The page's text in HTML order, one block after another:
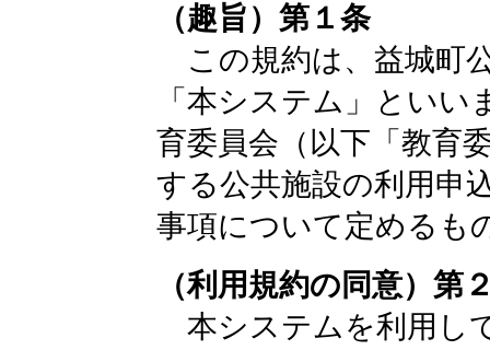
（趣旨）第１条
この規約は、益城町
「本システム」とい
育委員会（以下「教育
する公共施設の利用申
事項について定めるも
（利用規約の同意）第
本システムを利用し